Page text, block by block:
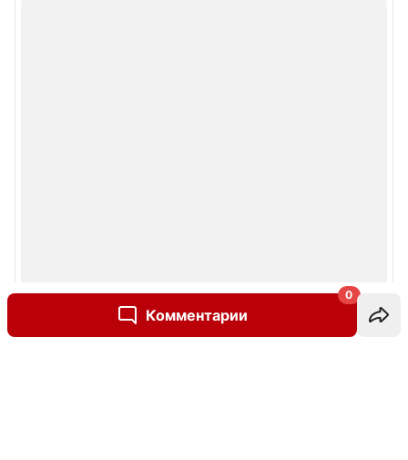
Комментарии
0